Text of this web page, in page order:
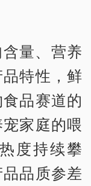
量、营养
特性，鲜
品赛道的
家庭的喂
度持续攀
品质参差